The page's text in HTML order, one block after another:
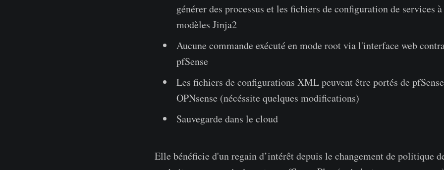
générer des processus et les fichiers de configuration de services
modèles Jinja2
Aucune commande exécuté en mode root via l'interface web
pfSense
Les fichiers de configurations XML peuvent être portés de
OPNsense (nécéssite quelques modifications)
Sauvegarde dans le cloud
Elle bénéficie d'un regain d’intérêt depuis le changement de politique